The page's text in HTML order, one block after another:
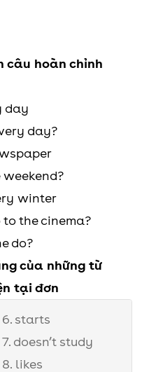
câu hoàn chỉnh
day
day?
winter
to the cinema?
do?
của những từ
tại đơn
6. starts
7. doesn’t study
8. likes